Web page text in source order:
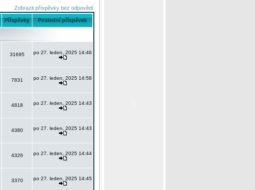
Zobrazit příspěvky bez odpovědí
Příspěvky Poslední příspěvek
31695 po 27. leden, 2025 14:46
7831 po 27. leden, 2025 14:58
4818 po 27. leden, 2025 14:43
4380 po 27. leden, 2025 14:43
4326 po 27. leden, 2025 14:44
3370 po 27. leden, 2025 14:45